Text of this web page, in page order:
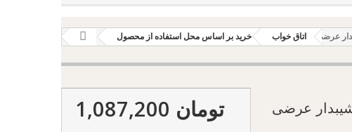
خرید بر اساس محل استفاده از محصول اتاق خواب عرضی
عرضی 1,087,200 تومان